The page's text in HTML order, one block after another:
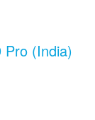
Pro (India)